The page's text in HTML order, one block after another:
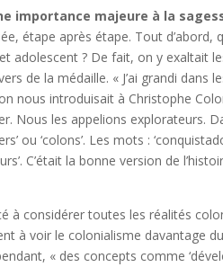
importance majeure à la
étape après étape. Tout d’abord,
adolescent ? De fait, on y exaltait
de la médaille. « J’ai grandi dans
nous introduisait à Christophe
Nous les appelions explorateurs.
ou ‘colons’. Les mots :
C’était la bonne version de
à considérer toutes les réalités
à voir le colonialisme davantage
« des concepts comme